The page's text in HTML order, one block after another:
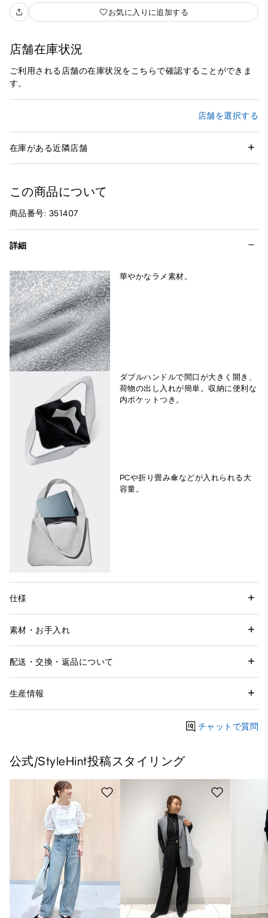
お気に入りに追加する
店舗在庫状況
ご利用される店舗の在庫状況をこちらで確認することができま
す。
店舗を選択する
在庫がある近隣店舗
この商品について
商品番号: 351407
詳細
ダブルハンドルで間口が大きく開き、
荷物の出し入れが簡単。収納に便利な
PCや折り畳み傘などが入れられる大
仕様
素材・お手入れ
配送・交換・返品について
生産情報
チャットで質問
公式/StyleHint投稿スタイリング